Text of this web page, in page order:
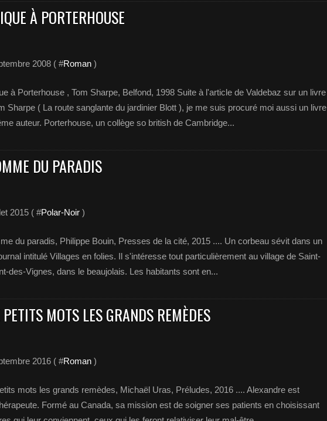
À PORTERHOUSE
2008 ( #Roman )
à Porterhouse , Tom Sharpe, Belfond, 1998 Suite à l'article de Valdebaz sur un livre
Sharpe ( La route sanglante du jardinier Blott ), je me suis procuré moi aussi un livre
auteur. Porterhouse, un collège so british de Cambridge...
DU PARADIS
2015 ( #Polar-Noir )
du paradis, Philippe Bouin, Presses de la cité, 2015 .... Un corbeau sévit dans un
intitulé Villages en folies. Il s'intéresse tout particulièrement au village de Saint-
des-Vignes, dans le beaujolais. Les habitants sont en...
MOTS LES GRANDS REMÈDES
2016 ( #Roman )
mots les grands remèdes, Michaël Uras, Préludes, 2016 .... Alexandre est
Formé au Canada, sa mission est de soigner ses patients en choisissant